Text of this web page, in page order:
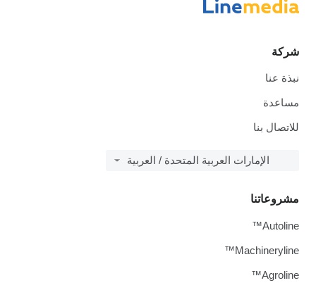
شركة
نبذة عنا
مساعدة
للاتصال بنا
الإمارات العربية المتحدة / العربية
مشروعاتنا
Autoline™
Machineryline™
Agroline™